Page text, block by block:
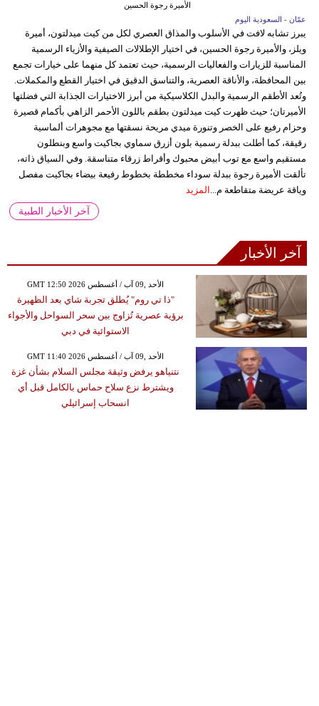
الأميرة رجوة الحسين
عمّان - السعودية اليوم
يبرز تشابه لافت في الأسلوب والمذاق العصري لكل من كيت ميدلتون، أميرة
ويلز، والأميرة رجوة الحسين، في اختيار الإطلالات الصيفية والأزياء الرسمية
المناسبة للزيارات والفعاليات الرسمية، حيث تعتمد كل منهما على خيارات تجمع
بين المحافظة، والأناقة العصرية، والتناسق الدقيق في اختيار القطع والمكملات.
وتُعد الأطقم الرسمية والبدل الكلاسيكية من أبرز الاختيارات الجذابة التي فضلتها
الأميرتان؛ حيث ظهرت كيت ميدلتون بطقم باللون الأحمر الزاهي بأكمام قصيرة
وحزام رفيع على الخصر وتنورة ميدي مريحة نسقتها مع مجوهرات ألماسية
رقيقة، كما أطلت ببدلة رسمية بلون أزرق سماوي بجاكيت واسع وبنطلون
مستقيم واسع مع توب أبيض محبوك وأقراط زرقاء متناسقة. وفي السياق ذاته،
تألقت الأميرة رجوة ببدلة سوداء مخططة بخطوط رفيعة بيضاء بجاكيت مفصل
وياقة عريضة متقاطعة م... المزيد
آخر الأخبار الطبية
آخر الأخبار
GMT 12:50 2026 الأحد ,09 آب / أغسطس
"ذا تي روم" يُطلق تجربة شاي بعد الظهيرة
برؤية عصرية تُزاوج بين سحر السواحل والأجواء
الاستوائية في دبي
GMT 11:40 2026 الأحد ,09 آب / أغسطس
نتنياهو يرفض وثيقة مجلس السلام بشأن غزة
ويشترط نزع سلاح حماس بالكامل قبل أي
انسحاب إسرائيلي